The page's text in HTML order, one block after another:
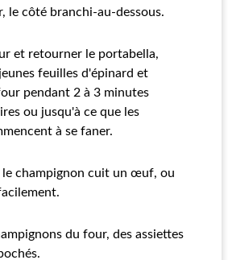
le côté branchi-au-dessous.
et retourner le portabella,
feuilles d'épinard et
pendant 2 à 3 minutes
ou jusqu'à ce que les
à se faner.
le champignon cuit un œuf, ou
du four, des assiettes